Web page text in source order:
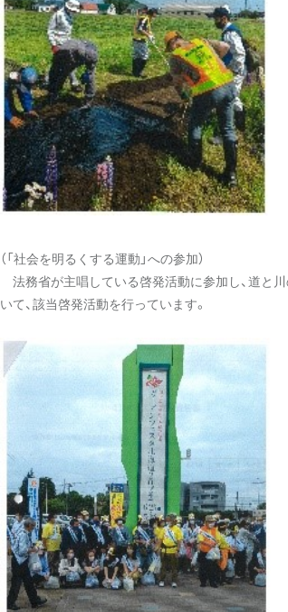
（「社会を明るくする運動」への参加）
法務省が主唱している啓発活動に参加し、道と川
いて、該当啓発活動を行っています。